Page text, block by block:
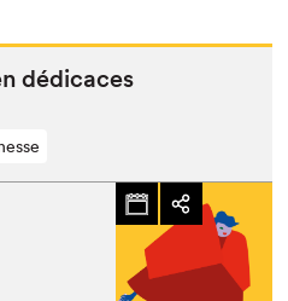
dédicaces